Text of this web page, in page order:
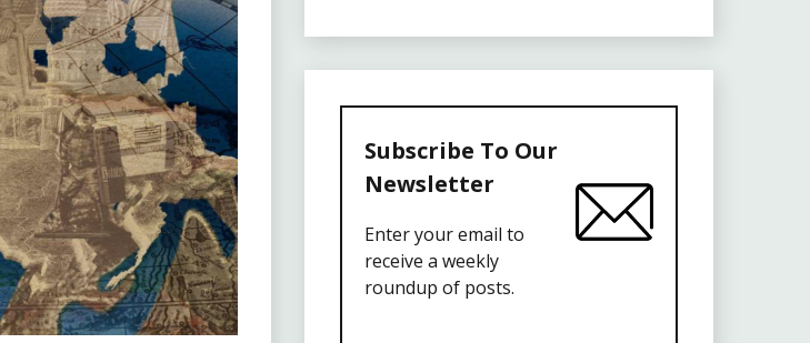
Subscribe To Our
Newsletter
Enter your email to
receive a weekly
roundup of posts.